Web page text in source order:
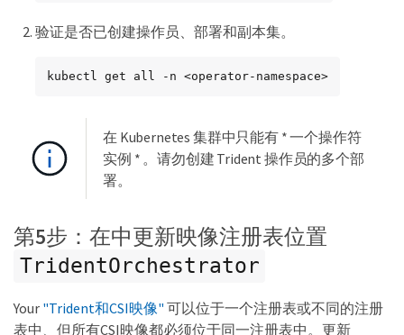
验证是否已创建操作员、部署和副本集。
kubectl get all -n <operator-namespace>
在 Kubernetes 集群中只能有 * 一个操作符
实例 * 。请勿创建 Trident 操作员的多个部
署。
第5步：在中更新映像注册表位置
TridentOrchestrator
Your "Trident和CSI映像" 可以位于一个注册表或不同的注册
表中、但所有CSI映像都必须位于同一注册表中。更新